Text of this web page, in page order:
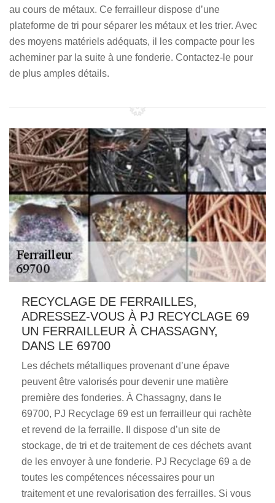
au cours de métaux. Ce ferrailleur dispose d’une
plateforme de tri pour séparer les métaux et les trier. Avec
des moyens matériels adéquats, il les compacte pour les
acheminer par la suite à une fonderie. Contactez-le pour
de plus amples détails.
RECYCLAGE DE FERRAILLES,
ADRESSEZ-VOUS À PJ RECYCLAGE 69
UN FERRAILLEUR À CHASSAGNY,
DANS LE 69700
Les déchets métalliques provenant d’une épave
peuvent être valorisés pour devenir une matière
première des fonderies. À Chassagny, dans le
69700, PJ Recyclage 69 est un ferrailleur qui rachète
et revend de la ferraille. Il dispose d’un site de
stockage, de tri et de traitement de ces déchets avant
de les envoyer à une fonderie. PJ Recyclage 69 a de
toutes les compétences nécessaires pour un
traitement et une revalorisation des ferrailles. Si vous